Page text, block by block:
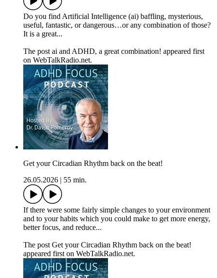
Do you find Artificial Intelligence (ai) baffling, mysterious,
useful, fantastic, or dangerous…or any combination of those?
It is a great...
The post ai and ADHD, a great combination! appeared first
on WebTalkRadio.net.
Get your Circadian Rhythm back on the beat!
26.05.2026
55 min.
If there were some fairly simple changes to your environment
and to your habits which you could make to get more energy,
better focus, and reduce...
The post Get your Circadian Rhythm back on the beat!
appeared first on WebTalkRadio.net.